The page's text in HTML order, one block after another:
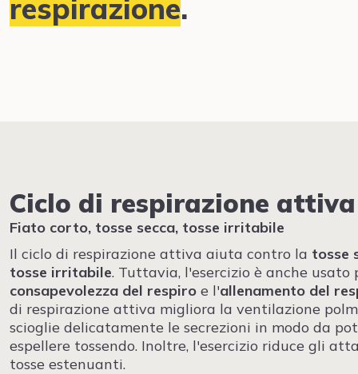
respirazione.
Ciclo di respirazione attiva
Fiato corto, tosse secca, tosse irritabile
Il ciclo di respirazione attiva aiuta contro la tosse
tosse irritabile. Tuttavia, l'esercizio è anche usato
consapevolezza del respiro e l'allenamento del
di respirazione attiva migliora la ventilazione
scioglie delicatamente le secrezioni in modo da
espellere tossendo. Inoltre, l'esercizio riduce gli
tosse estenuanti.